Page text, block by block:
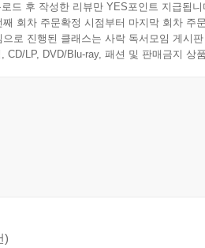
드 후 작성한 리뷰만 YES포인트 지급됩니
째 회차 주문확정 시점부터 마지막 회차 주
으로 진행된 클래스는 사락 독서모임 게시
CD/LP, DVD/Blu-ray, 패션 및 판매금지 상
)